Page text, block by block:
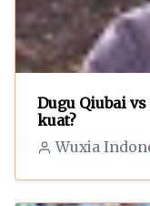
Dugu Qiubai
kuat?
Wuxia